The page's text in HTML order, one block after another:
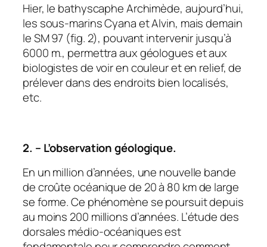
Hier, le bathyscaphe Archimède, aujourd’hui,
les sous-marins Cyana et Alvin, mais demain
le SM 97 (fig. 2), pouvant intervenir jusqu’à
6000 m., permettra aux géologues et aux
biologistes de voir en couleur et en relief, de
prélever dans des endroits bien localisés,
etc.
2. – L’observation géologique.
En un million d’années, une nouvelle bande
de croûte océanique de 20 à 80 km de large
se forme. Ce phénomène se poursuit depuis
au moins 200 millions d’années. L’étude des
dorsales médio-océaniques est